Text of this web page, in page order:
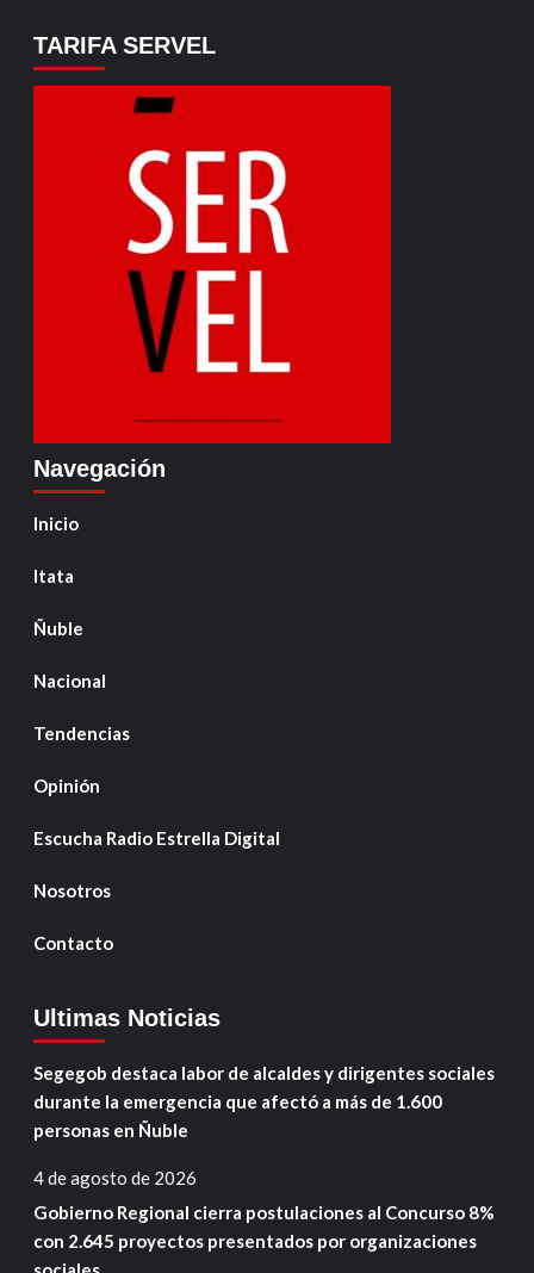
TARIFA SERVEL
Navegación
Inicio
Itata
Ñuble
Nacional
Tendencias
Opinión
Escucha Radio Estrella Digital
Nosotros
Contacto
Ultimas Noticias
Segegob destaca labor de alcaldes y dirigentes sociales
durante la emergencia que afectó a más de 1.600
personas en Ñuble
4 de agosto de 2026
Gobierno Regional cierra postulaciones al Concurso 8%
con 2.645 proyectos presentados por organizaciones